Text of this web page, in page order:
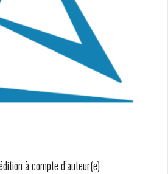
à compte d’auteur(e)